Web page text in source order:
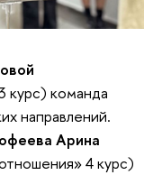
команда
направлений.
Арина
4 курс)